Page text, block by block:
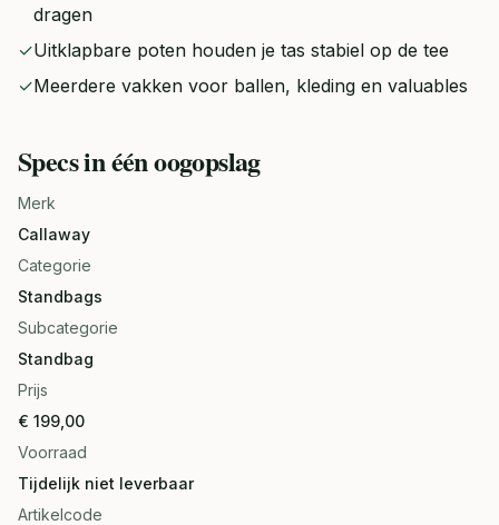
dragen
✓Uitklapbare poten houden je tas stabiel op de tee
✓Meerdere vakken voor ballen, kleding en valuables
Specs in één oogopslag
Merk
Callaway
Categorie
Standbags
Subcategorie
Standbag
Prijs
€ 199,00
Voorraad
Tijdelijk niet leverbaar
Artikelcode